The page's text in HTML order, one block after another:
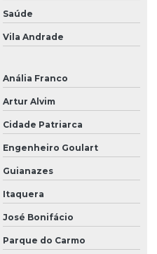
Saúde
Vila Andrade
Anália Franco
Artur Alvim
Cidade Patriarca
Engenheiro Goulart
Guianazes
Itaquera
José Bonifácio
Parque do Carmo